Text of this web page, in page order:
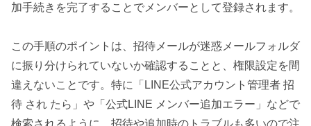
加手続きを完了することでメンバーとして登録されます。
この手順のポイントは、招待メールが迷惑メールフォルダ
に振り分けられていないか確認することと、権限設定を間
違えないことです。特に「LINE公式アカウント管理者 招
待 され たら」や「公式LINE メンバー追加エラー」などで